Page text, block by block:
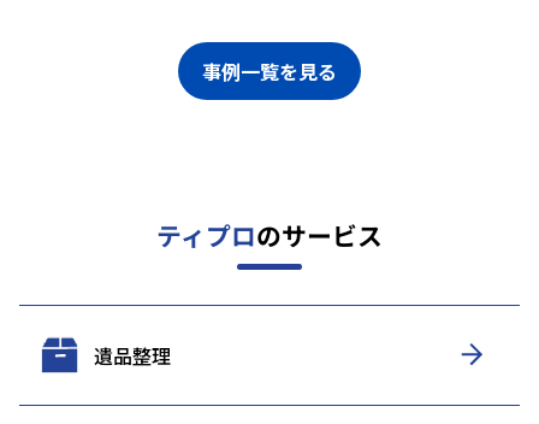
事例一覧を見る
ティプロのサービス
遺品整理